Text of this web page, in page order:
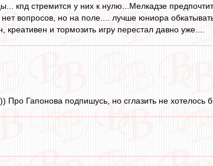
кпд стремится у них к нулю...Мелкадзе
вопросов, но на поле.... лучше юниора
и тормозить игру перестал давно уже....
Про Гапонова подпишусь, но сглазить не хотелось